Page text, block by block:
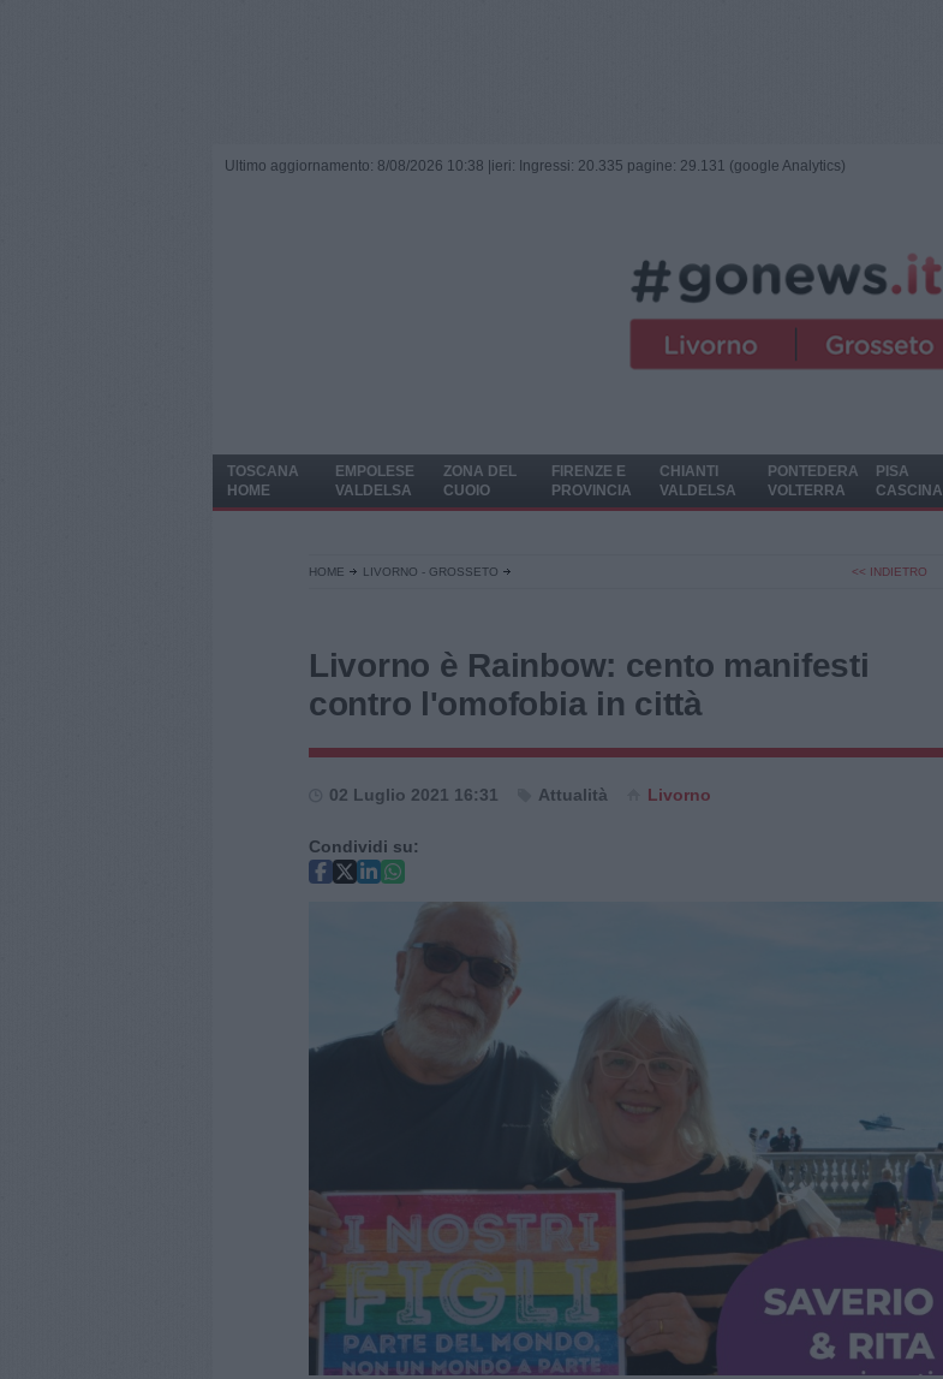
Ultimo aggiornamento: 8/08/2026 10:38 | ieri: Ingressi: 20.335 pagine: 29.131 (google Analytics)
TOSCANA
HOME
EMPOLESE
VALDELSA
ZONA DEL
CUOIO
FIRENZE E
PROVINCIA
CHIANTI
VALDELSA
PONTEDERA
VOLTERRA
PISA
CASCINA
HOME LIVORNO - GROSSETO << INDIETRO
Livorno è Rainbow: cento manifesti
contro l'omofobia in città
02 Luglio 2021 16:31 Attualità Livorno
Condividi su: